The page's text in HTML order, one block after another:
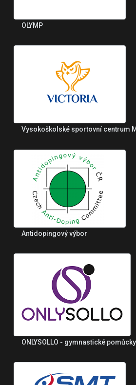
OLYMP
Vysokoškolské sportovní centrum
Antidopingový výbor
ONLYSOLLO - gymnastické pomůcky